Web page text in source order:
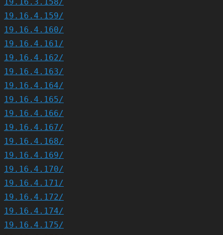
19.16.4.159/
19.16.4.160/
19.16.4.161/
19.16.4.162/
19.16.4.163/
19.16.4.164/
19.16.4.165/
19.16.4.166/
19.16.4.167/
19.16.4.168/
19.16.4.169/
19.16.4.170/
19.16.4.171/
19.16.4.172/
19.16.4.174/
19.16.4.175/